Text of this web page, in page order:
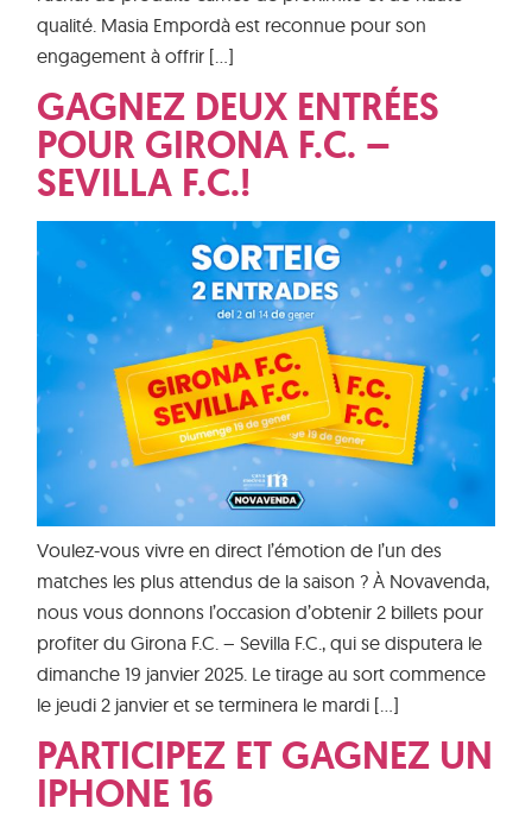
qualité. Masia Empordà est reconnue pour son
engagement à offrir […]
GAGNEZ DEUX ENTRÉES
POUR GIRONA F.C. –
SEVILLA F.C.!
Voulez-vous vivre en direct l’émotion de l’un des
matches les plus attendus de la saison ? À Novavenda,
nous vous donnons l’occasion d’obtenir 2 billets pour
profiter du Girona F.C. – Sevilla F.C., qui se disputera le
dimanche 19 janvier 2025. Le tirage au sort commence
le jeudi 2 janvier et se terminera le mardi […]
PARTICIPEZ ET GAGNEZ UN
IPHONE 16